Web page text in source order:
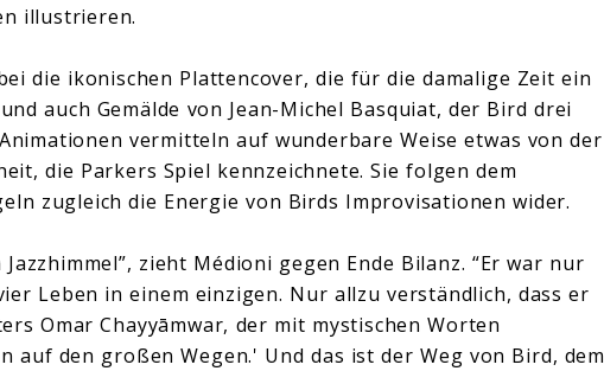
illustrieren.
die ikonischen Plattencover, die für die damalige Zeit ein
auch Gemälde von Jean-Michel Basquiat, der Bird drei
vermitteln auf wunderbare Weise etwas von der
die Parkers Spiel kennzeichnete. Sie folgen dem
zugleich die Energie von Birds Improvisationen wider.
zieht Médioni gegen Ende Bilanz. “Er war nur
Leben in einem einzigen. Nur allzu verständlich, dass er
Omar Chayyāmwar, der mit mystischen Worten
auf den großen Wegen.' Und das ist der Weg von Bird, dem